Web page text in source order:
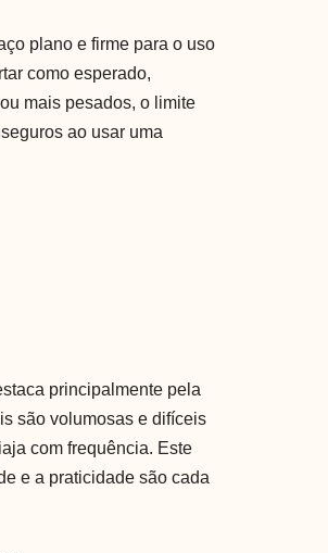
plano e firme para o uso
como esperado,
mais pesados, o limite
ao usar uma
principalmente pela
são volumosas e difíceis
com frequência. Este
e a praticidade são cada